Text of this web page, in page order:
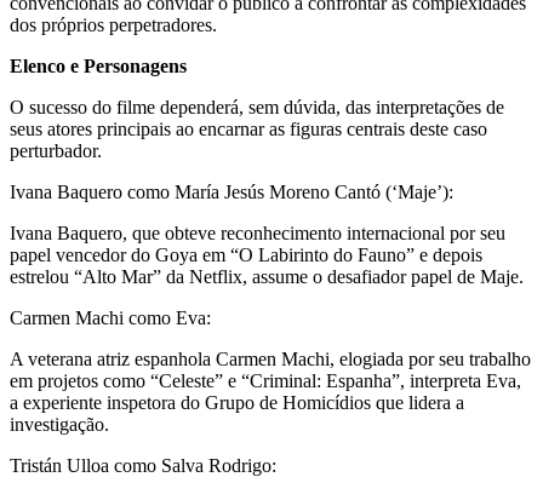
dos próprios perpetradores.
Elenco e Personagens
O sucesso do filme dependerá, sem dúvida, das interpretações de
seus atores principais ao encarnar as figuras centrais deste caso
perturbador.
Ivana Baquero como María Jesús Moreno Cantó (‘Maje’):
Ivana Baquero, que obteve reconhecimento internacional por seu
papel vencedor do Goya em “O Labirinto do Fauno” e depois
estrelou “Alto Mar” da Netflix, assume o desafiador papel de Maje.
Carmen Machi como Eva:
A veterana atriz espanhola Carmen Machi, elogiada por seu trabalho
em projetos como “Celeste” e “Criminal: Espanha”, interpreta Eva,
a experiente inspetora do Grupo de Homicídios que lidera a
investigação.
Tristán Ulloa como Salva Rodrigo: